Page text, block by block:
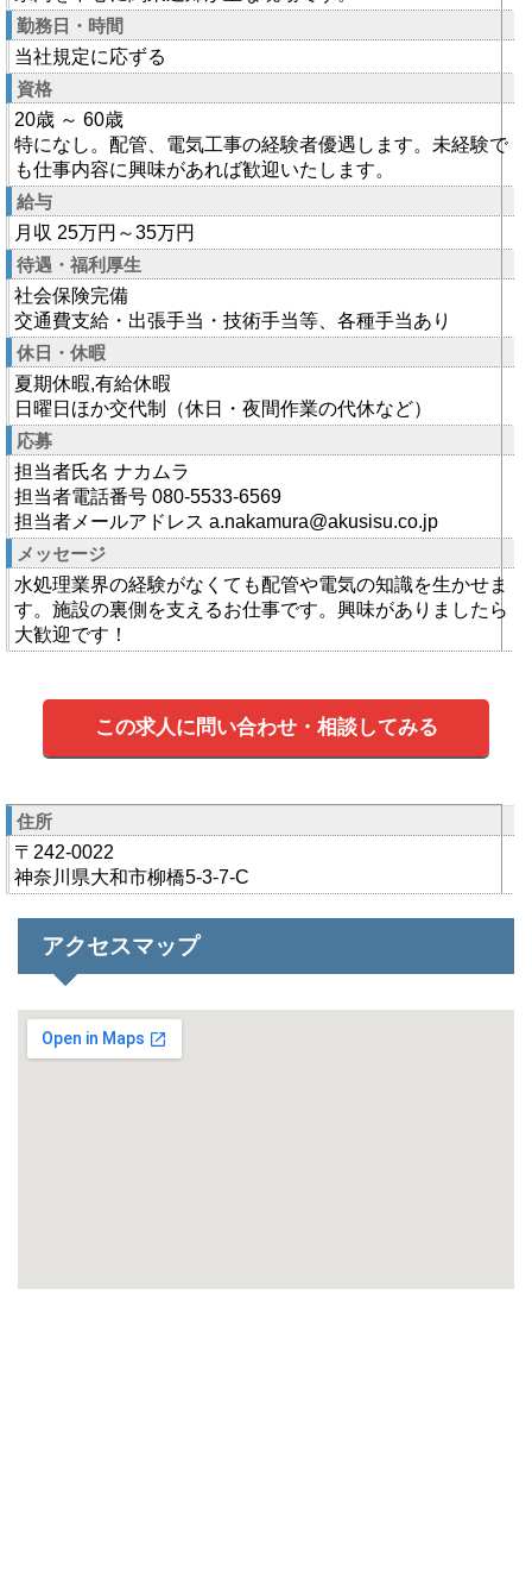
勤務日・時間
当社規定に応ずる
資格
20歳 ～ 60歳
特になし。配管、電気工事の経験者優遇します。未経験で
も仕事内容に興味があれば歓迎いたします。
給与
月収 25万円～35万円
待遇・福利厚生
社会保険完備
交通費支給・出張手当・技術手当等、各種手当あり
休日・休暇
夏期休暇,有給休暇
日曜日ほか交代制（休日・夜間作業の代休など）
応募
担当者氏名 ナカムラ
担当者電話番号 080-5533-6569
担当者メールアドレス a.nakamura@akusisu.co.jp
メッセージ
水処理業界の経験がなくても配管や電気の知識を生かせま
す。施設の裏側を支えるお仕事です。興味がありましたら
大歓迎です！
この求人に問い合わせ・相談してみる
住所
〒242-0022
神奈川県大和市柳橋5-3-7-C
アクセスマップ